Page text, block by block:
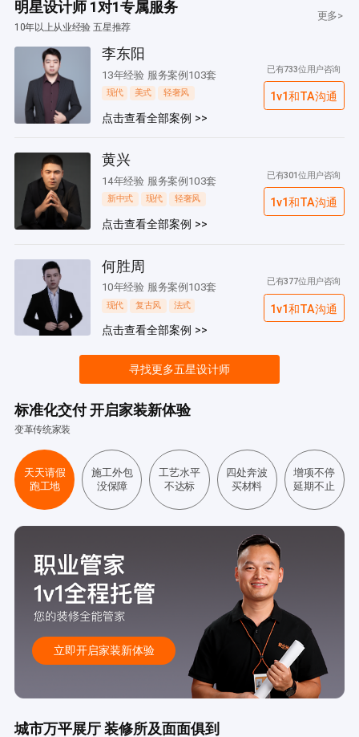
明星设计师 1对1专属服务
10年以上从业经验 五星推荐
更多>
李东阳
13年经验 服务案例103套
现代 美式 轻奢风
点击查看全部案例 >>
已有733位用户咨询
1v1和TA沟通
黄兴
14年经验 服务案例103套
新中式 现代 轻奢风
点击查看全部案例 >>
已有301位用户咨询
1v1和TA沟通
何胜周
10年经验 服务案例103套
现代 复古风 法式
点击查看全部案例 >>
已有377位用户咨询
1v1和TA沟通
寻找更多五星设计师
标准化交付 开启家装新体验
变革传统家装
天天请假
跑工地
施工外包
没保障
工艺水平
不达标
四处奔波
买材料
增项不停
延期不止
立即开启家装新体验
城市万平展厅 装修所及面面俱到